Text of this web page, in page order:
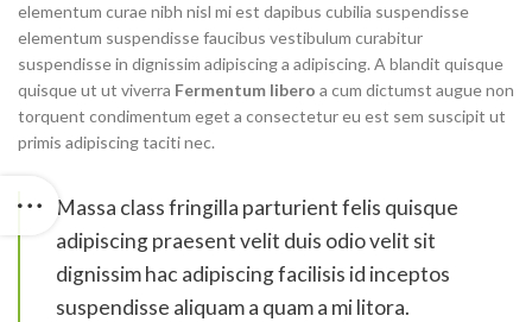
elementum curae nibh nisl mi est dapibus cubilia suspendisse
elementum suspendisse faucibus vestibulum curabitur
suspendisse in dignissim adipiscing a adipiscing. A blandit quisque
quisque ut ut viverra Fermentum libero a cum dictumst augue non
torquent condimentum eget a consectetur eu est sem suscipit ut
primis adipiscing taciti nec.
Massa class fringilla parturient felis quisque
adipiscing praesent velit duis odio velit sit
dignissim hac adipiscing facilisis id inceptos
suspendisse aliquam a quam a mi litora.